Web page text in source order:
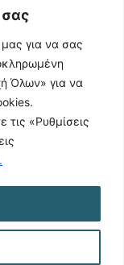
σας
για να σας
Όλων» για να
τις «Ρυθμίσεις